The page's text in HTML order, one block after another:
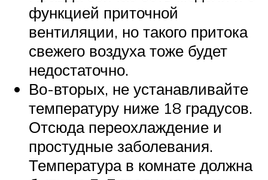
функцией приточной
вентиляции, но такого притока
свежего воздуха тоже будет
недостаточно.
Во-вторых, не устанавливайте
температуру ниже 18 градусов.
Отсюда переохлаждение и
простудные заболевания.
Температура в комнате должна